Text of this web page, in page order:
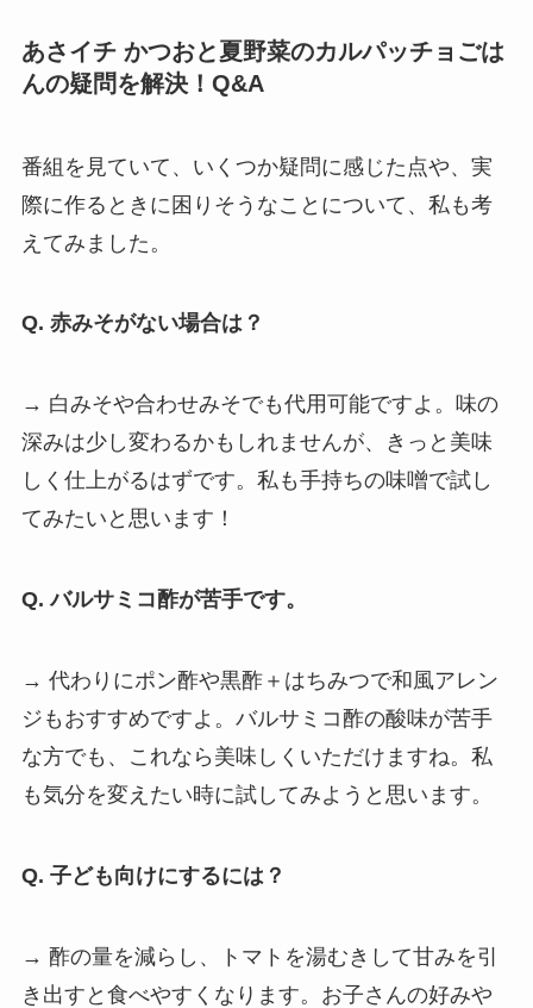
あさイチ かつおと夏野菜のカルパッチョごは
んの疑問を解決！Q&A
番組を見ていて、いくつか疑問に感じた点や、実
際に作るときに困りそうなことについて、私も考
えてみました。
Q. 赤みそがない場合は？
→ 白みそや合わせみそでも代用可能ですよ。味の
深みは少し変わるかもしれませんが、きっと美味
しく仕上がるはずです。私も手持ちの味噌で試し
てみたいと思います！
Q. バルサミコ酢が苦手です。
→ 代わりにポン酢や黒酢＋はちみつで和風アレン
ジもおすすめですよ。バルサミコ酢の酸味が苦手
な方でも、これなら美味しくいただけますね。私
も気分を変えたい時に試してみようと思います。
Q. 子ども向けにするには？
→ 酢の量を減らし、トマトを湯むきして甘みを引
き出すと食べやすくなります。お子さんの好みや